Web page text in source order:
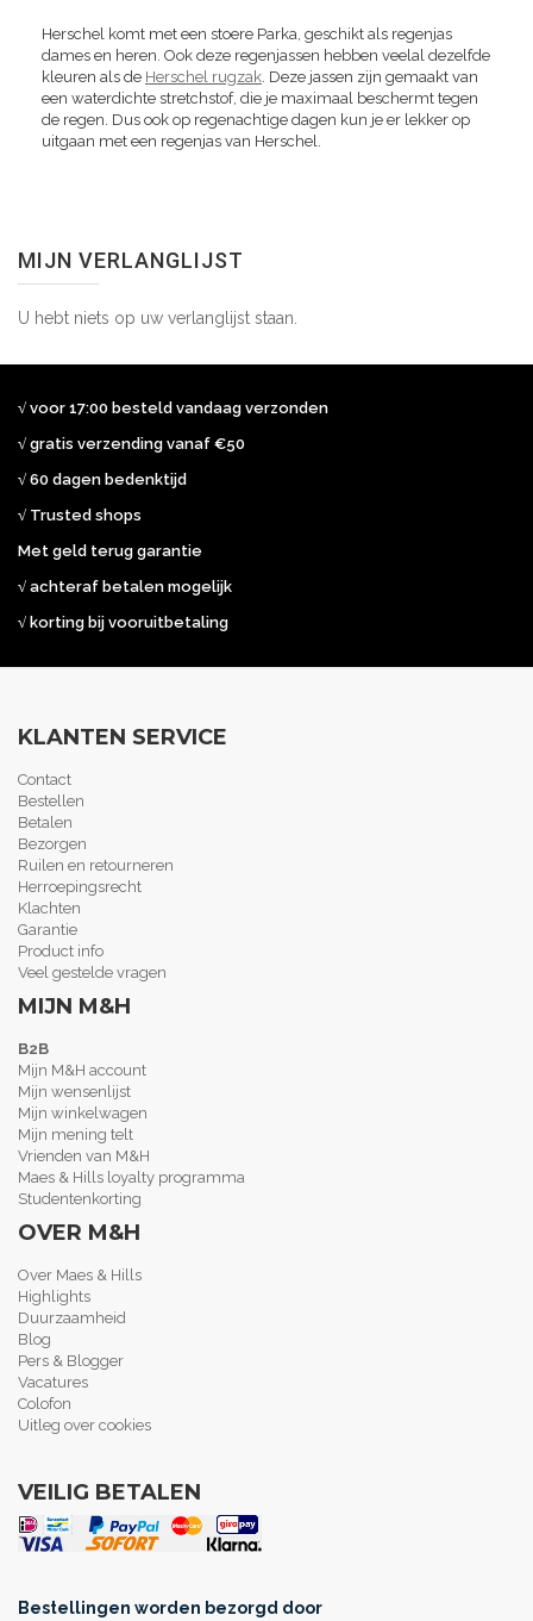
Herschel komt met een stoere Parka, geschikt als regenjas
dames en heren. Ook deze regenjassen hebben veelal dezelfde
kleuren als de Herschel rugzak. Deze jassen zijn gemaakt van
een waterdichte stretchstof, die je maximaal beschermt tegen
de regen. Dus ook op regenachtige dagen kun je er lekker op
uitgaan met een regenjas van Herschel.
MIJN VERLANGLIJST
U hebt niets op uw verlanglijst staan.
√ voor 17:00 besteld vandaag verzonden
√ gratis verzending vanaf €50
√ 60 dagen bedenktijd
√ Trusted shops
Met geld terug garantie
√ achteraf betalen mogelijk
√ korting bij vooruitbetaling
KLANTEN SERVICE
Contact
Bestellen
Betalen
Bezorgen
Ruilen en retourneren
Herroepingsrecht
Klachten
Garantie
Product info
Veel gestelde vragen
MIJN M&H
B2B
Mijn M&H account
Mijn wensenlijst
Mijn winkelwagen
Mijn mening telt
Vrienden van M&H
Maes & Hills loyalty programma
Studentenkorting
OVER M&H
Over Maes & Hills
Highlights
Duurzaamheid
Blog
Pers & Blogger
Vacatures
Colofon
Uitleg over cookies
VEILIG BETALEN
Bestellingen worden bezorgd door